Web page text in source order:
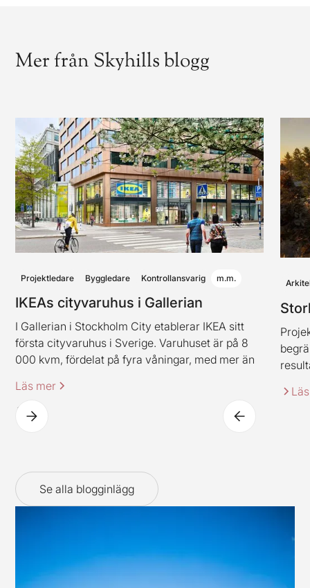
Mer från Skyhills blogg
Projektledare Byggledare Kontrollansvarig m.m.
IKEAs cityvaruhus i Gallerian
I Gallerian i Stockholm City etablerar IKEA sitt
första cityvaruhus i Sverige. Varuhuset är på 8
000 kvm, fördelat på fyra våningar, med mer än
IKEAs klassiska restaurangkoncept (dock i en ny
spännande tappning).
Läs mer
Se alla blogginlägg